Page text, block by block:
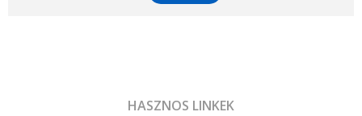
HASZNOS LINKEK